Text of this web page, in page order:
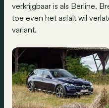
verkrijgbaar is als Berline,
toe even het asfalt wil
variant.